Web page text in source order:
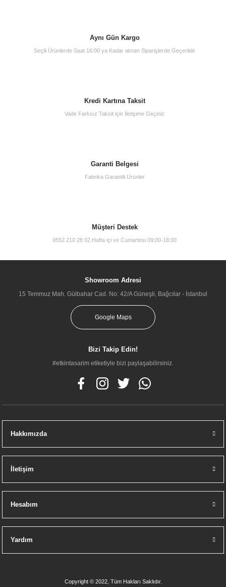
Aynı Gün Kargo
Seçili Ürünlerde Saat 16:00 ya Kadar alınan Siparişlerde Geçerlidir
Kredi Kartına Taksit
Vade Farksız Taksit için İletişime Geçiniz
Garanti Belgesi
Fabrika Garantili Ürünler
Müşteri Destek
0552 210 28 02 Hafta içi ve Cumartesi 09:00-18:00
Showroom Adresi
15 Temmuz Mah. Gülbahar Cad. No: 42/A Güneşli, Bağcılar - İstanbul
Google Maps
Bizi Takip Edin!
#etkintasarim etiketiyle bizi paylaşabilirsiniz.
Hakkımızda
İletişim
Hesabım
Yardım
Copyright © 2022, Tüm Hakları Saklıdır.